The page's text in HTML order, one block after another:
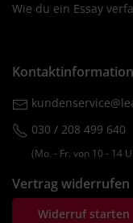
Wie du ein Essay
030 / 208 499 640
(Mo. ‐ Fr. von 10 ‐ 14
Vertrag widerrufen
Widerruf starten